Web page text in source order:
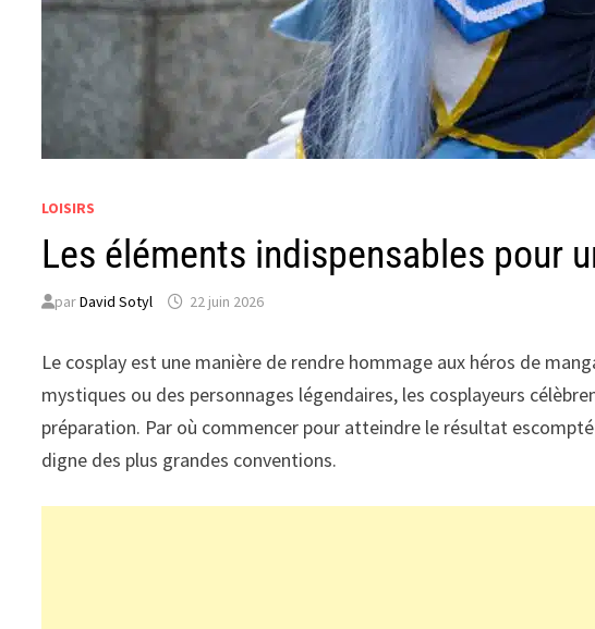
LOISIRS
Les éléments indispensables pour
parDavid Sotyl 22 juin 2026
Le cosplay est une manière de rendre hommage aux héros de
mystiques ou des personnages légendaires, les cosplayeurs
préparation. Par où commencer pour atteindre le résultat
digne des plus grandes conventions.